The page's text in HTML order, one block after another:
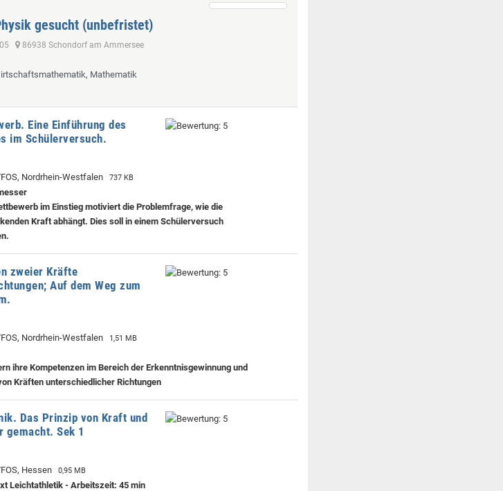
gesucht (unbefristet)
86938 Schondorf am Ammersee
Mathematik
Eine Einführung des
im Schülerversuch.
Nordrhein-Westfalen 737 KB
im Einstieg motiviert die Problemfrage, wie die
Kraft abhängt. Dies soll in einem Schülerversuch
zweier Kräfte
Auf dem Weg zum
Nordrhein-Westfalen 1,51 MB
ihre Kompetenzen im Bereich der Erkenntnisgewinnung und
Kräften unterschiedlicher Richtungen
Das Prinzip von Kraft und
gemacht. Sek 1
Hessen 0,95 MB
Leichtathletik - Arbeitszeit: 45 min